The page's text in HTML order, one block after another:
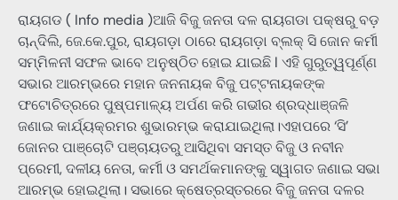
ରାୟଗଡ ( Info media )ଆଜି ବିଜୁ ଜନତା ଦଳ ରାୟଗଡା ପକ୍ଷରୁ ବଡ଼
ଚାନ୍ଦିଲି, ଜେ.କେ.ପୁର, ରାୟଗଡ଼ା ଠାରେ ରାୟଗଡ଼ା ବ୍ଲକ୍ ସି ଜୋନ କର୍ମୀ
ସମ୍ମିଳନୀ ସଫଳ ଭାବେ ଅନୁଷ୍ଠିତ ହୋଇ ଯାଇଛି l ଏହି ଗୁରୁତ୍ୱପୂର୍ଣ୍ଣ
ସଭାର ଆରମ୍ଭରେ ମହାନ ଜନନାୟକ ବିଜୁ ପଟ୍ଟନାୟକଙ୍କ
ଫଟୋଚିତ୍ରରେ ପୁଷ୍ପମାଳ୍ୟ ଅର୍ପଣ କରି ଗଭୀର ଶ୍ରଦ୍ଧାଞ୍ଜଳି
ଜଣାଇ କାର୍ଯ୍ୟକ୍ରମର ଶୁଭାରମ୍ଭ କରାଯାଇଥିଲା।ଏହାପରେ ‘ସି’
ଜୋନର ପାଞ୍ଚୋଟି ପଞ୍ଚାୟତରୁ ଆସିଥିବା ସମସ୍ତ ବିଜୁ ଓ ନବୀନ
ପ୍ରେମୀ, ଦଳୀୟ ନେତା, କର୍ମୀ ଓ ସମର୍ଥକମାନଙ୍କୁ ସ୍ୱାଗତ ଜଣାଇ ସଭା
ଆରମ୍ଭ ହୋଇଥିଲା। ସଭାରେ କ୍ଷେତ୍ରସ୍ତରରେ ବିଜୁ ଜନତା ଦଳର